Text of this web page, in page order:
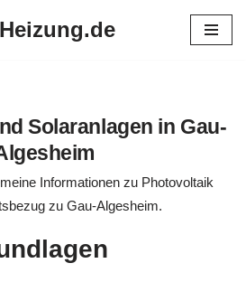
Solaranlagen in Gau-
Informationen zu Photovoltaik
zu Gau-Algesheim.